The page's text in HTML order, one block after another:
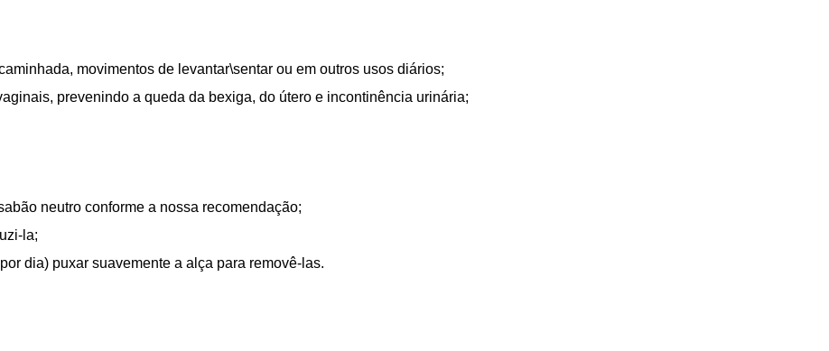
movimentos de levantar\sentar ou em outros usos diários;
prevenindo a queda da bexiga, do útero e incontinência urinária;
neutro conforme a nossa recomendação;
la;
dia) puxar suavemente a alça para removê-las.